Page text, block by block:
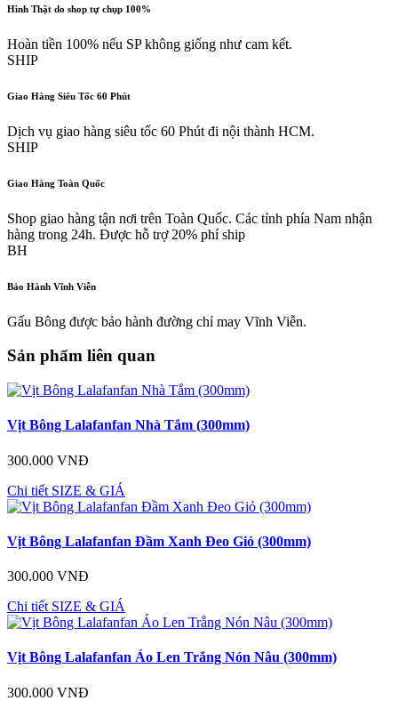
Hình Thật do shop tự chụp 100%
Hoàn tiền 100% nếu SP không giống như cam kết.
SHIP
Giao Hàng Siêu Tốc 60 Phút
Dịch vụ giao hàng siêu tốc 60 Phút đi nội thành HCM.
SHIP
Giao Hàng Toàn Quốc
Shop giao hàng tận nơi trên Toàn Quốc. Các tỉnh phía Nam nhận
hàng trong 24h. Được hỗ trợ 20% phí ship
BH
Bảo Hành Vĩnh Viễn
Gấu Bông được bảo hành đường chỉ may Vĩnh Viễn.
Sản phẩm liên quan
Vịt Bông Lalafanfan Nhà Tắm (300mm)
300.000 VNĐ
Chi tiết SIZE & GIÁ
Vịt Bông Lalafanfan Đầm Xanh Đeo Giỏ (300mm)
300.000 VNĐ
Chi tiết SIZE & GIÁ
Vịt Bông Lalafanfan Áo Len Trắng Nón Nâu (300mm)
300.000 VNĐ